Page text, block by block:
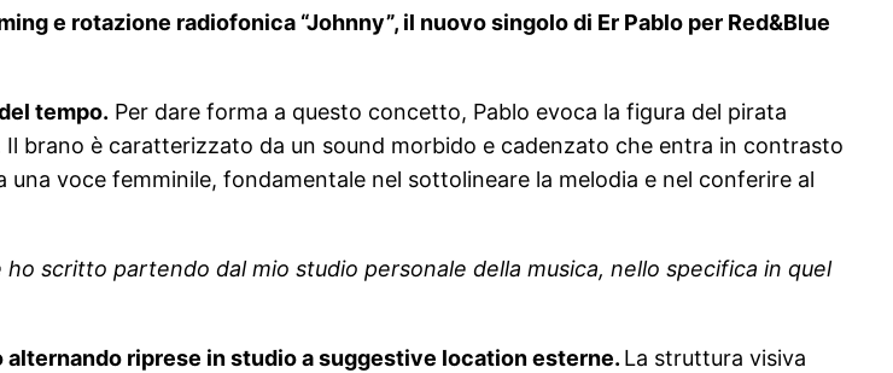
e rotazione radiofonica “Johnny”, il nuovo singolo di Er Pablo per Red&Blue
tempo. Per dare forma a questo concetto, Pablo evoca la figura del pirata
brano è caratterizzato da un sound morbido e cadenzato che entra in contrasto
voce femminile, fondamentale nel sottolineare la melodia e nel conferire al
scritto partendo dal mio studio personale della musica, nello specifica in quel
alternando riprese in studio a suggestive location esterne. La struttura visiva